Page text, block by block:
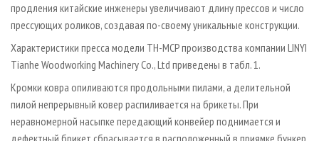
продления китайские инженеры увеличивают длину прессов и число
прессующих роликов, создавая по-своему уникальные конструкции.
Характеристики пресса модели TH-MCP производства компании LINYI
Tianhe Woodworking Machinery Cо., Ltd приведены в табл. 1.
Кромки ковра опиливаются продольными пилами, а делительной
пилой непрерывный ковер распиливается на брикеты. При
неравномерной насыпке передающий конвейер поднимается и